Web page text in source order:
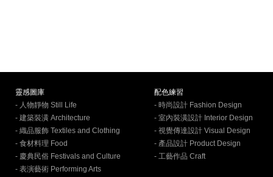
靈感圖庫
- 人物靜物 Still Life
- 建築裝潢 Architecture
- 織品服飾 Textiles and Clothing
- 食材料理 Food
- 慶典民俗 Festivals and Culture
- 表演藝術 Performing Arts
配色練習
- 時尚設計 Fashion Design
- 室內裝潢設計 Interior Design
- 視覺傳達設計 Visual Design
- 產品設計 Product Design
- 工藝作品 Craft